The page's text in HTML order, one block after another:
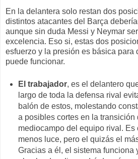
En la delantera solo restan dos
distintos atacantes del Barça
aunque sin duda Messi y Neymar
excelencia. Eso si, estas dos
esfuerzo y la presión es básica para
puede funcionar.
El trabajador, es el delantero
largo de toda la defensa rival
balón de estos, molestando
a posibles cortes en la transición
mediocampo del equipo rival. Es
menos luce, pero el quizás el
Gracias a él, el sistema funciona